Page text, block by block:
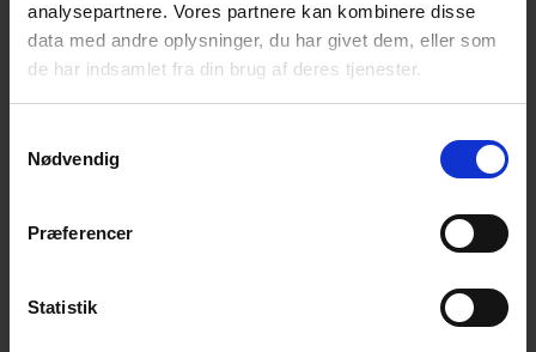
analysepartnere. Vores partnere kan kombinere disse
data med andre oplysninger, du har givet dem, eller som
de har indsamlet fra din brug af deres tjenester.
Nødvendig
Præferencer
Statistik
Hvorfor mere cykling?